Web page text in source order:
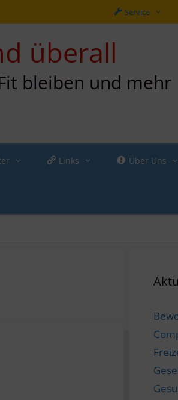
Service
überall
bleiben und mehr
Links Über Uns